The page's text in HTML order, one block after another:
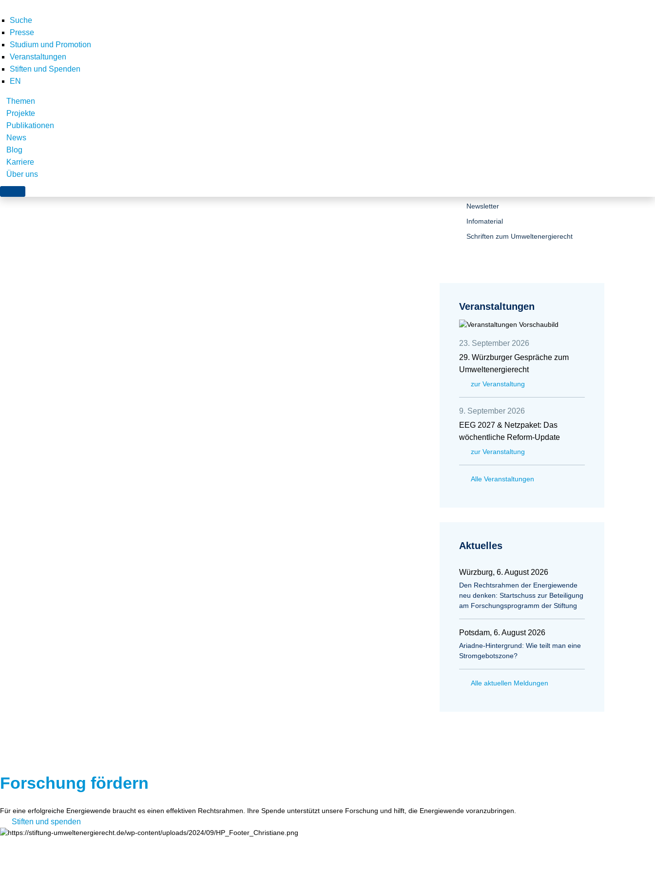
Suche
Presse
Studium und Promotion
Veranstaltungen
Stiften und Spenden
EN
Themen
Projekte
Publikationen
News
Blog
Karriere
Über uns
Home Über uns Stiftung_Umweltenergierecht_Stellenanzeige_WiMi_Planungsrecht_K-2018-002
Teilen
Newsletter
Infomaterial
Schriften zum Umweltenergierecht
Veranstaltungen
23. September 2026
29. Würzburger Gespräche zum
Umweltenergierecht
zur Veranstaltung
9. September 2026
EEG 2027 & Netzpaket: Das
wöchentliche Reform-Update
zur Veranstaltung
Alle Veranstaltungen
Aktuelles
Würzburg, 6. August 2026
Den Rechtsrahmen der Energiewende
neu denken: Startschuss zur Beteiligung
am Forschungsprogramm der Stiftung
Potsdam, 6. August 2026
Ariadne-Hintergrund: Wie teilt man eine
Stromgebotszone?
Alle aktuellen Meldungen
Forschung fördern
Für eine erfolgreiche Energiewende braucht es einen effektiven Rechtsrahmen. Ihre Spende unterstützt unsere Forschung und hilft, die Energiewende voranzubringen.
Stiften und spenden